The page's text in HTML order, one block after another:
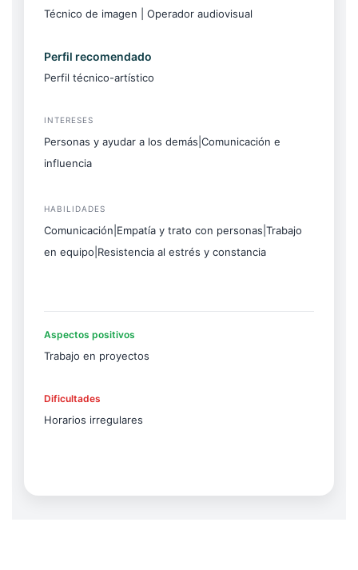
Técnico de imagen | Operador audiovisual
Perfil recomendado
Perfil técnico-artístico
INTERESES
Personas y ayudar a los demás|Comunicación e
influencia
HABILIDADES
Comunicación|Empatía y trato con personas|Trabajo
en equipo|Resistencia al estrés y constancia
Aspectos positivos
Trabajo en proyectos
Dificultades
Horarios irregulares